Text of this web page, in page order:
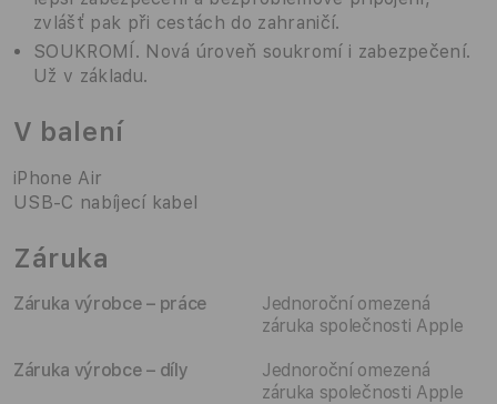
zvlášť pak při cestách do zahraničí.
SOUKROMÍ. Nová úroveň soukromí i zabezpečení.
Už v základu.
V balení
iPhone Air
USB‑C nabíjecí kabel
Záruka
Záruka výrobce – práce
Jednoroční omezená
záruka společnosti Apple
Záruka výrobce – díly
Jednoroční omezená
záruka společnosti Apple